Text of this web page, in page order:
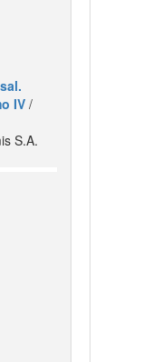
IV /
S.A.